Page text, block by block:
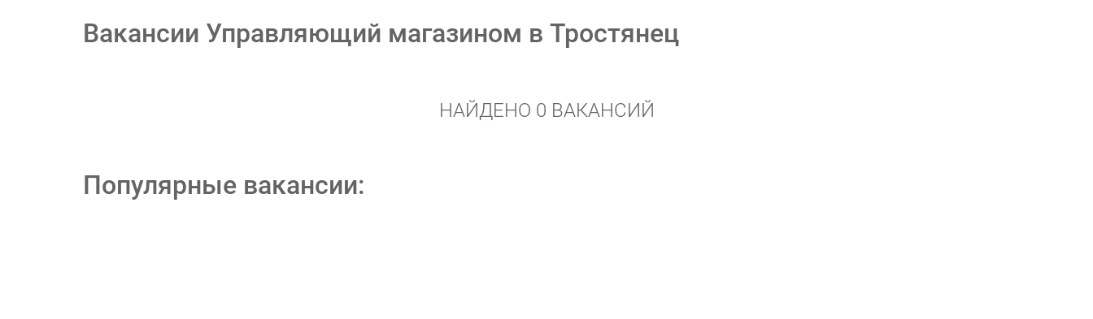
Вакансии Управляющий магазином в Тростянец
НАЙДЕНО 0 ВАКАНСИЙ
Популярные вакансии: